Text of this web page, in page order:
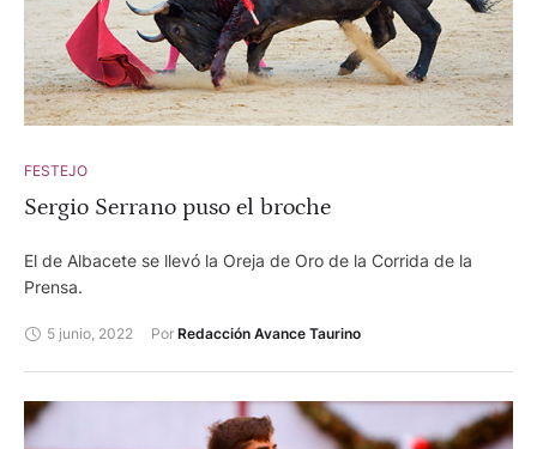
FESTEJO
Sergio Serrano puso el broche
El de Albacete se llevó la Oreja de Oro de la Corrida de la
Prensa.
5 junio, 2022 Por Redacción Avance Taurino